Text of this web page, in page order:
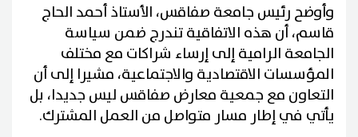
وأوضح رئيس جامعة صفاقس، الأستاذ أحمد الحاج
قاسم، أن هذه الاتفاقية تندرج ضمن سياسة
الجامعة الرامية إلى إرساء شراكات مع مختلف
المؤسسات الاقتصادية والاجتماعية، مشيرا إلى أن
التعاون مع جمعية معارض صفاقس ليس جديدا، بل
يأتي في إطار مسار متواصل من العمل المشترك.